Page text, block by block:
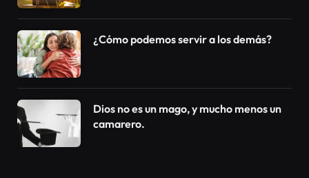
nos traen una lección importante basada en el
ejemplo de Jesucristo frente a las luchas. ¡Vamos a
aprender!
Una lección para la vida:
“Más Él fue herido por nuestras transgresiones, y
molido por nuestras iniquidades; el castigo que nos